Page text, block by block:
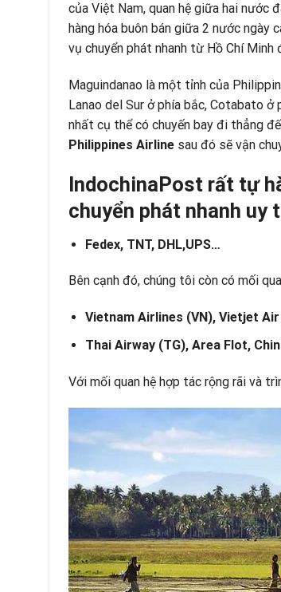
của Việt Nam, quan hệ giữa hai nước
hàng hóa buôn bán giữa 2 nước ngày
vụ chuyển phát nhanh từ Hồ Chí Minh
Maguindanao là một tỉnh của
Lanao del Sur ở phía bắc, Cotabato ở
nhất cụ thể có chuyến bay đi thẳng
Philippines Airline sau đó sẽ vận
IndochinaPost rất tự
chuyển phát nhanh uy
Fedex, TNT, DHL,UPS…
Bên cạnh đó, chúng tôi còn có mối
Vietnam Airlines (VN), Vietjet
Thai Airway (TG), Area Flot,
Với mối quan hệ hợp tác rộng rãi và